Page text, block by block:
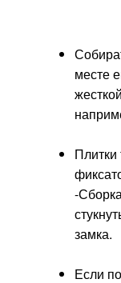
месте
Плитки
-
замка.
Если